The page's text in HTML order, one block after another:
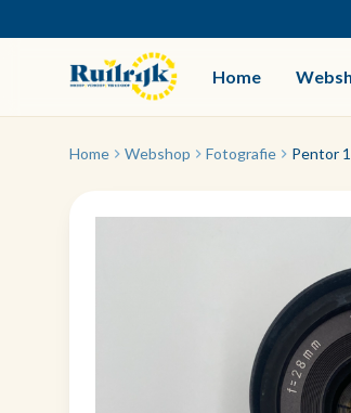
Home
Home Webshop Fotografie Pentor